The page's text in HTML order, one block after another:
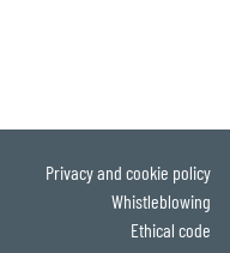
Privacy and cookie policy
Whistleblowing
Ethical code